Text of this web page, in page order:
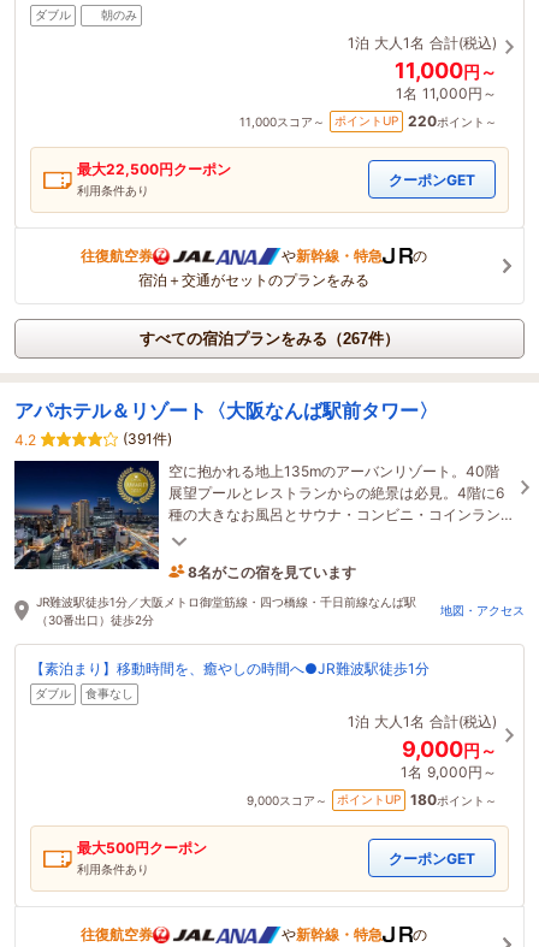
ダブル 朝のみ
1泊 大人1名 合計(税込)
11,000円～
1名 11,000円～
11,000スコア～ ポイントUP 220ポイント～
最大22,500円クーポン
利用条件あり
クーポンGET
往復航空券 や新幹線・特急
の
宿泊＋交通がセットのプランをみる
すべての宿泊プランをみる（267件）
アパホテル＆リゾート〈大阪なんば駅前タワー〉
4.2
(391件)
空に抱かれる地上135mのアーバンリゾート。40階
展望プールとレストランからの絶景は必見。4階に6
種の大きなお風呂とサウナ・コンビニ・コインラン
ドリーを、2階にBARとレストランを完備し、上質な
8名がこの宿を見ています
1時間前に予約されました
JR難波駅徒歩1分／大阪メトロ御堂筋線・四つ橋線・千日前線なんば駅
（30番出口）徒歩2分
地図・アクセス
【素泊まり】移動時間を、癒やしの時間へ●JR難波駅徒歩1分
ダブル 食事なし
1泊 大人1名 合計(税込)
9,000円～
1名 9,000円～
9,000スコア～ ポイントUP 180ポイント～
最大500円クーポン
利用条件あり
クーポンGET
往復航空券 や新幹線・特急
の